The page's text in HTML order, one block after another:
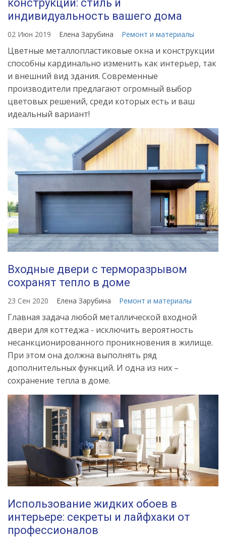
конструкции: стиль и
индивидуальность вашего дома
02 Июн 2019 Елена Зарубина Ремонт и материалы
Цветные металлопластиковые окна и конструкции
способны кардинально изменить как интерьер, так
и внешний вид здания. Современные
производители предлагают огромный выбор
цветовых решений, среди которых есть и ваш
идеальный вариант!
Входные двери с терморазрывом
сохранят тепло в доме
23 Сен 2020 Елена Зарубина Ремонт и материалы
Главная задача любой металлической входной
двери для коттеджа - исключить вероятность
несанкционированного проникновения в жилище.
При этом она должна выполнять ряд
дополнительных функций. И одна из них –
сохранение тепла в доме.
Использование жидких обоев в
интерьере: секреты и лайфхаки от
профессионалов